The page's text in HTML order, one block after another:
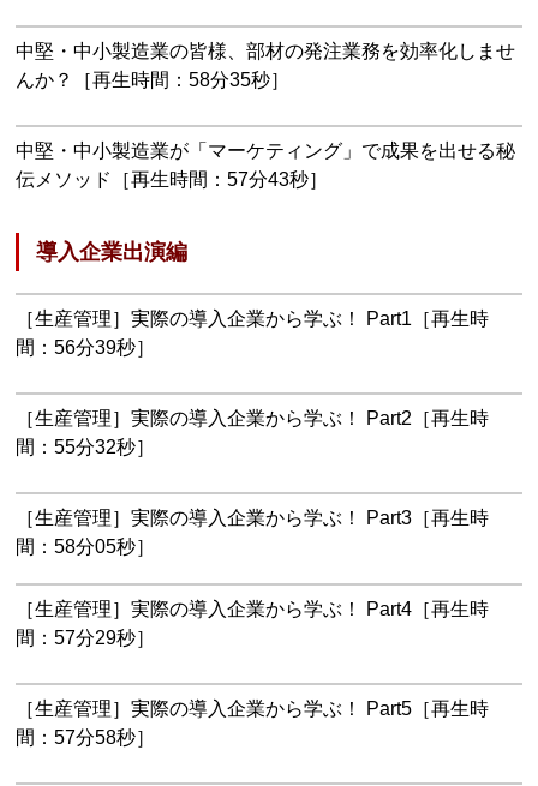
中堅・中小製造業の皆様、部材の発注業務を効率化しませ
んか？［再生時間：58分35秒］
中堅・中小製造業が「マーケティング」で成果を出せる秘
伝メソッド［再生時間：57分43秒］
導入企業出演編
［生産管理］実際の導入企業から学ぶ！ Part1［再生時
間：56分39秒］
［生産管理］実際の導入企業から学ぶ！ Part2［再生時
間：55分32秒］
［生産管理］実際の導入企業から学ぶ！ Part3［再生時
間：58分05秒］
［生産管理］実際の導入企業から学ぶ！ Part4［再生時
間：57分29秒］
［生産管理］実際の導入企業から学ぶ！ Part5［再生時
間：57分58秒］